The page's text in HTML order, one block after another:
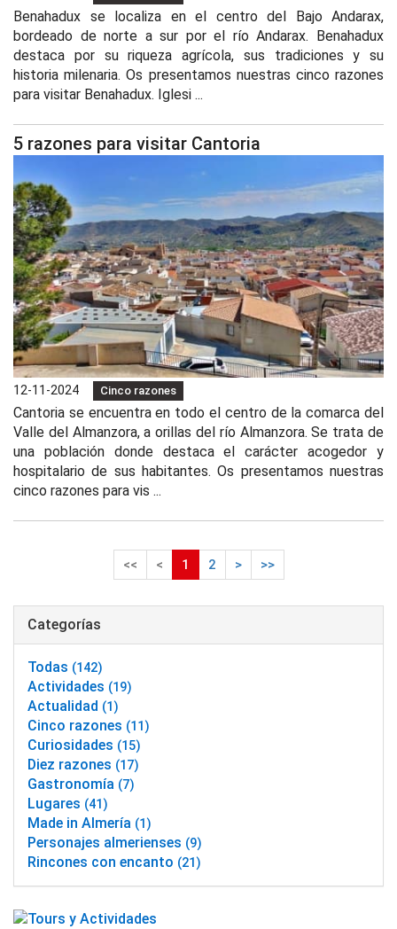
Benahadux se localiza en el centro del Bajo Andarax,
bordeado de norte a sur por el río Andarax. Benahadux
destaca por su riqueza agrícola, sus tradiciones y su
historia milenaria. Os presentamos nuestras cinco razones
para visitar Benahadux. Iglesi ...
5 razones para visitar Cantoria
12-11-2024 Cinco razones
Cantoria se encuentra en todo el centro de la comarca del
Valle del Almanzora, a orillas del río Almanzora. Se trata de
una población donde destaca el carácter acogedor y
hospitalario de sus habitantes. Os presentamos nuestras
cinco razones para vis ...
<< < 1 2 > >>
Categorías
Todas (142)
Actividades (19)
Actualidad (1)
Cinco razones (11)
Curiosidades (15)
Diez razones (17)
Gastronomía (7)
Lugares (41)
Made in Almería (1)
Personajes almerienses (9)
Rincones con encanto (21)